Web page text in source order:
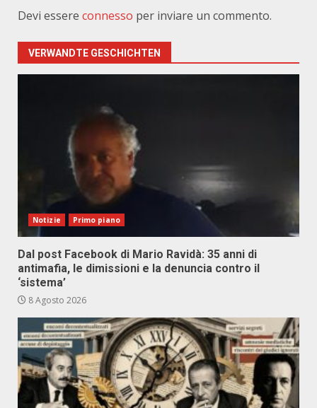
Devi essere connesso per inviare un commento.
VERWANDTE GESCHICHTEN
Notizie Primo piano
Dal post Facebook di Mario Ravidà: 35 anni di
antimafia, le dimissioni e la denuncia contro il
‘sistema’
8 Agosto 2026